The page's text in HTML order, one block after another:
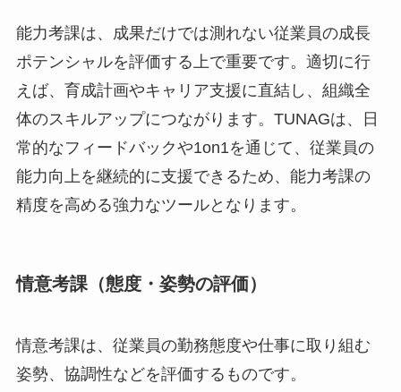
能力考課は、成果だけでは測れない従業員の成長
ポテンシャルを評価する上で重要です。適切に行
えば、育成計画やキャリア支援に直結し、組織全
体のスキルアップにつながります。TUNAGは、日
常的なフィードバックや1on1を通じて、従業員の
能力向上を継続的に支援できるため、能力考課の
精度を高める強力なツールとなります。
情意考課（態度・姿勢の評価）
情意考課は、従業員の勤務態度や仕事に取り組む
姿勢、協調性などを評価するものです。